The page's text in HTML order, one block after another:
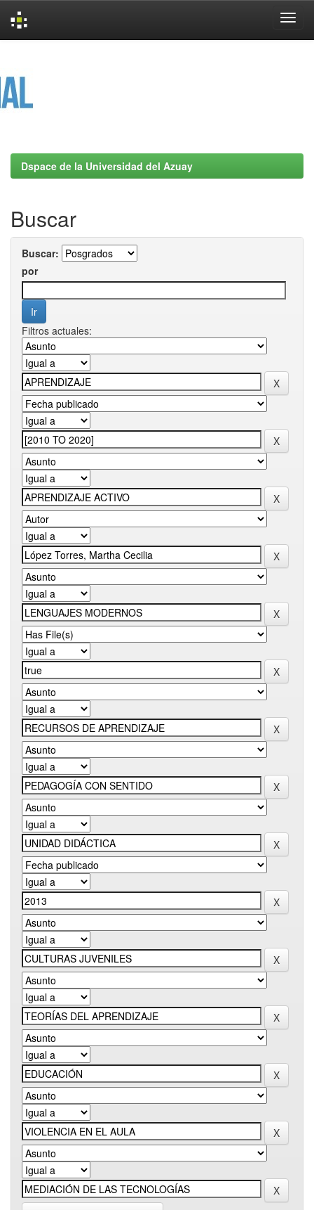
Dspace de la Universidad del Azuay
Buscar
Buscar:
por
Filtros actuales: